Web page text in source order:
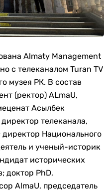
Almaty Management
с телеканалом Turan TV
музея РК. В состав
(ректор) ALmaU,
Асылбек
телеканала,
Национального
и ученый-историк
исторических
доктор PhD,
AlmaU, председатель